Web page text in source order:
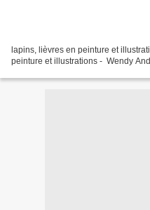
lapins, lièvres en peinture et
peinture et illustrations -